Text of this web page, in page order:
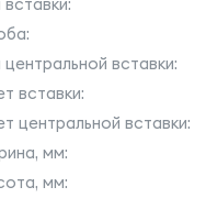
центральной вставки:
вставки:
центральной вставки:
мм:
мм: